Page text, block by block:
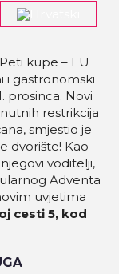
kupe – EU
i gastronomski
prosinca. Novi
restrikcija
smjestio je
dvorište! Kao
voditelji,
Adventa
uvjetima
cesti 5, kod